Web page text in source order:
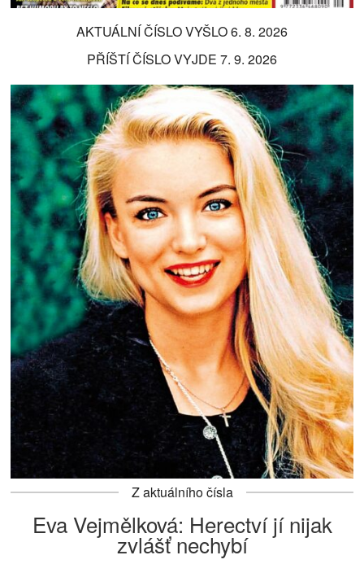
AKTUÁLNÍ ČÍSLO VYŠLO 6. 8. 2026
PŘÍŠTÍ ČÍSLO VYJDE 7. 9. 2026
Z aktuálního čísla
Eva Vejmělková: Herectví jí nijak
zvlášť nechybí